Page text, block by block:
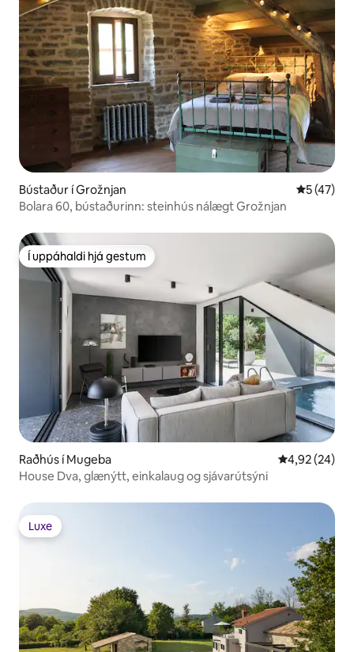
Bústaður í Grožnjan 5 af 5 í
5 (47)
Bolara 60, bústaðurinn: steinhús nálægt Grožnjan
Í uppáhaldi hjá gestum
Í uppáhaldi hjá gestum
Raðhús í Mugeba 4,92 af 5 í
4,92 (24)
House Dva, glænýtt, einkalaug og sjávarútsýni
Luxe
Luxe